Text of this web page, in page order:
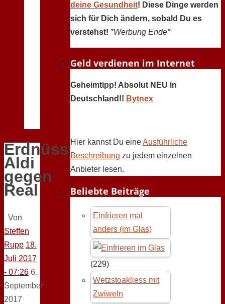
Erdnüsse:
Aldi
gegen
Real
Von
Steffen
Rupp 18.
Juli 2017
- 07:26 6.
September
2017
deine Gesundheit! Diese Dinge werden
sich für Dich ändern, sobald Du es
verstehst! *Werbung Ende*
Geld verdienen im Internet
Geheimtipp! Absolut NEU in
Deutschland!! Bytnex
Hier kannst Du eineAusführliche
Beschreibung zu jedem einzelnen
Anbieter lesen.
Beliebte Beiträge
Einfrieren mal
anders (im Glas)
(229)
Wetzstoakliess mit
Zwiweln